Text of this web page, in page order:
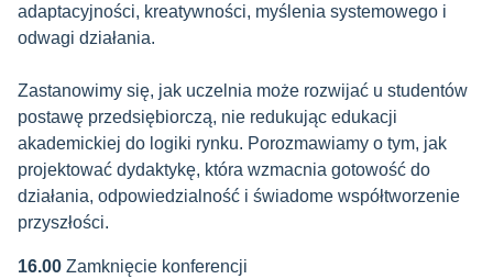
adaptacyjności, kreatywności, myślenia systemowego i
odwagi działania.
Zastanowimy się, jak uczelnia może rozwijać u studentów
postawę przedsiębiorczą, nie redukując edukacji
akademickiej do logiki rynku. Porozmawiamy o tym, jak
projektować dydaktykę, która wzmacnia gotowość do
działania, odpowiedzialność i świadome współtworzenie
przyszłości.
16.00 Zamknięcie konferencji